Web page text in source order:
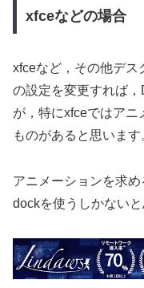
xfceなどの場合
xfceなど，その他デス
の設定を変更すれば
が，特にxfceではアニ
ものがあると思います
アニメーションを求
dockを使うしかないと